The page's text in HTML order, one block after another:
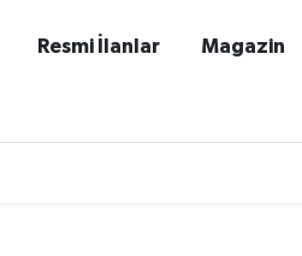
Resmi İlanlar Magazin